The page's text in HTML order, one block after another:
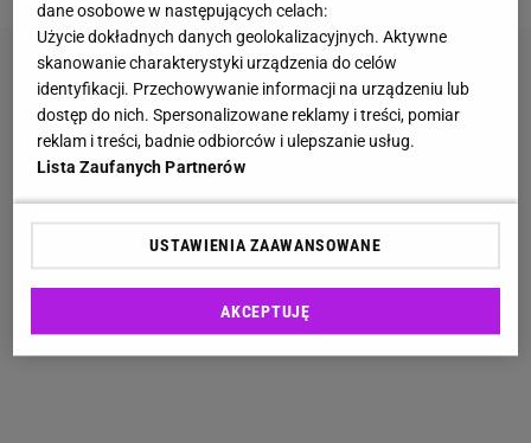
dane osobowe w następujących celach:
Użycie dokładnych danych geolokalizacyjnych. Aktywne
skanowanie charakterystyki urządzenia do celów
identyfikacji. Przechowywanie informacji na urządzeniu lub
dostęp do nich. Spersonalizowane reklamy i treści, pomiar
reklam i treści, badnie odbiorców i ulepszanie usług.
Lista Zaufanych Partnerów
USTAWIENIA ZAAWANSOWANE
AKCEPTUJĘ